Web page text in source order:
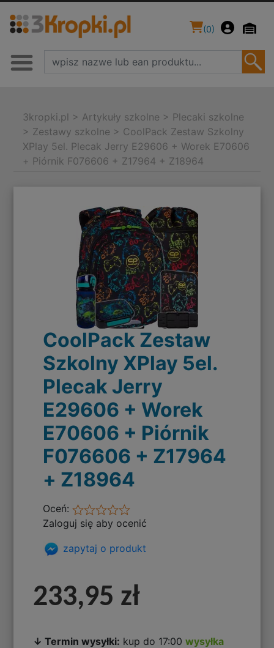
(0)
3kropki.pl > Artykuły szkolne > Plecaki szkolne
> Zestawy szkolne > CoolPack Zestaw Szkolny
XPlay 5el. Plecak Jerry E29606 + Worek E70606
+ Piórnik F076606 + Z17964 + Z18964
CoolPack Zestaw
Szkolny XPlay 5el.
Plecak Jerry
E29606 + Worek
E70606 + Piórnik
F076606 + Z17964
+ Z18964
Oceń:
Zaloguj się aby ocenić
zapytaj o produkt
233,95 zł
↓ Termin wysyłki: kup do 17:00wysyłka